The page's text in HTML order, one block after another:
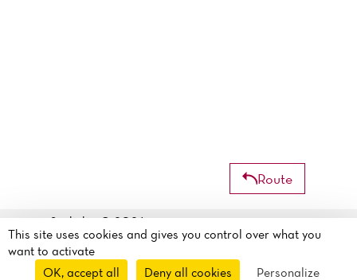
Route
Sushi kyo© 2026
Legal mentions·Privacy
policy·Cookie policy
Manage my cookies
6 Rue François Marceau
44600 Saint-nazaire, France
This site uses cookies and gives you control over what you
want to activate
OK, accept all
Deny all cookies Personalize